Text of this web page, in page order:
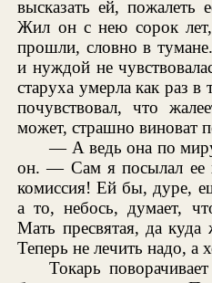
высказать ей, пожалеть
Жил он с нею сорок
прошли, словно в
и нуждой не
старуха умерла как раз в
почувствовал, что
может, страшно виноват
— А ведь она по
он. — Сам я посылал ее
комиссия! Ей бы, дуре,
а то, небось, думает,
Мать пресвятая, да
Теперь не лечить надо, а
Токарь